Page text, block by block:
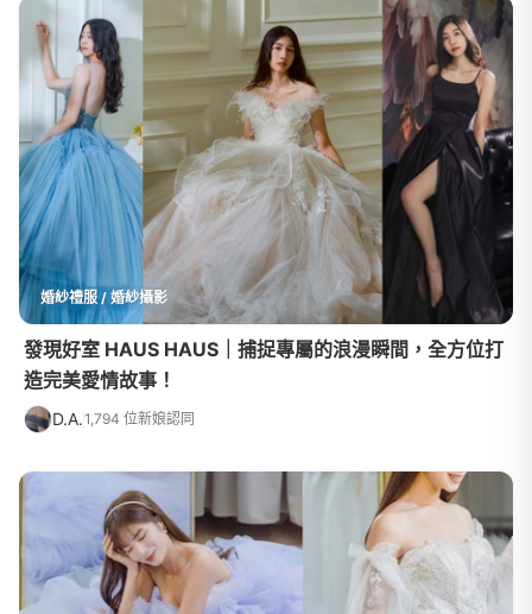
婚紗禮服 / 婚紗攝影
發現好室 HAUS HAUS｜捕捉專屬的浪漫瞬間，全方位打
造完美愛情故事！
D.A.1,794 位新娘認同